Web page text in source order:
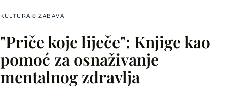
KULTURA & ZABAVA
"Priče koje liječe": Knjige kao
pomoć za osnaživanje
mentalnog zdravlja
Facebook
X